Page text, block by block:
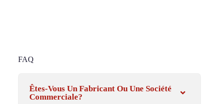
FAQ
Êtes-Vous Un Fabricant Ou Une Société
Commerciale?